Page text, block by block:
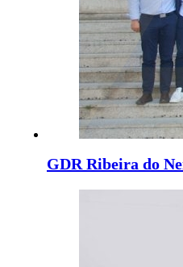
GDR Ribeira do